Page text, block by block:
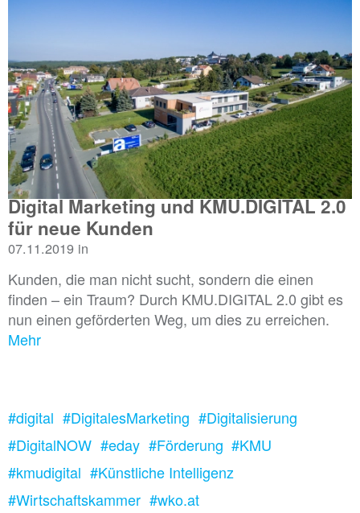
Digital Marketing und KMU.DIGITAL 2.0
für neue Kunden
07.11.2019 in
Kunden, die man nicht sucht, sondern die einen
finden – ein Traum? Durch KMU.DIGITAL 2.0 gibt es
nun einen geförderten Weg, um dies zu erreichen.
Mehr
#digital #DigitalesMarketing #Digitalisierung
#DigitalNOW #eday #Förderung #KMU
#kmudigital #Künstliche Intelligenz
#Wirtschaftskammer #wko.at